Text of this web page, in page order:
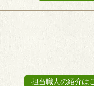
担当職人の紹介は